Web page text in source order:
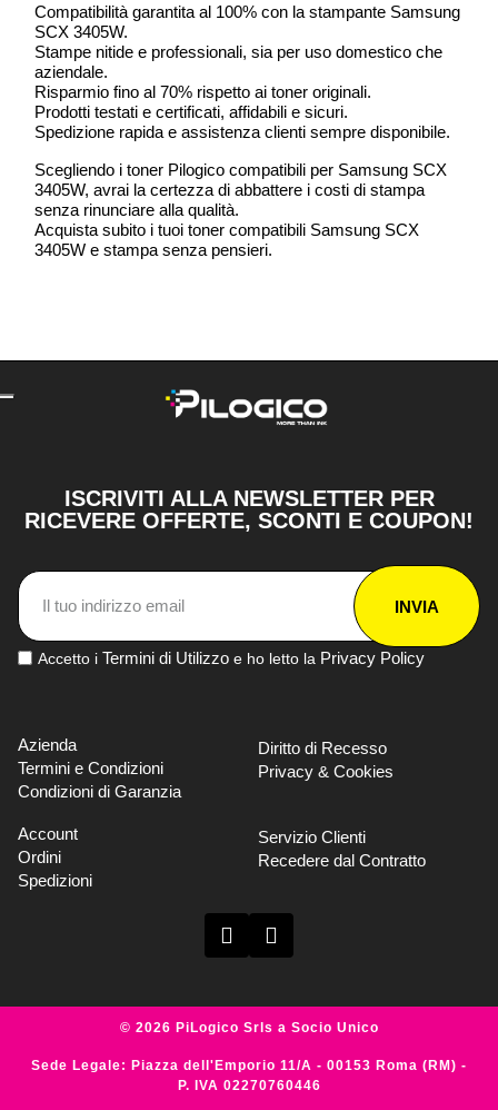
Compatibilità garantita al 100% con la stampante Samsung
SCX 3405W.
Stampe nitide e professionali, sia per uso domestico che
aziendale.
Risparmio fino al 70% rispetto ai toner originali.
Prodotti testati e certificati, affidabili e sicuri.
Spedizione rapida e assistenza clienti sempre disponibile.
Scegliendo i toner Pilogico compatibili per Samsung SCX
3405W, avrai la certezza di abbattere i costi di stampa
senza rinunciare alla qualità.
Acquista subito i tuoi toner compatibili Samsung SCX
3405W e stampa senza pensieri.
ISCRIVITI ALLA NEWSLETTER PER
RICEVERE OFFERTE, SCONTI E COUPON!
INVIA
Accetto i Termini di Utilizzo e ho letto la Privacy Policy
Azienda
Termini e Condizioni
Condizioni di Garanzia
Diritto di Recesso
Privacy & Cookies
Account
Ordini
Spedizioni
Servizio Clienti
Recedere dal Contratto
© 2026 PiLogico Srls a Socio Unico
Sede Legale: Piazza dell'Emporio 11/A - 00153 Roma (RM) -
P. IVA 02270760446